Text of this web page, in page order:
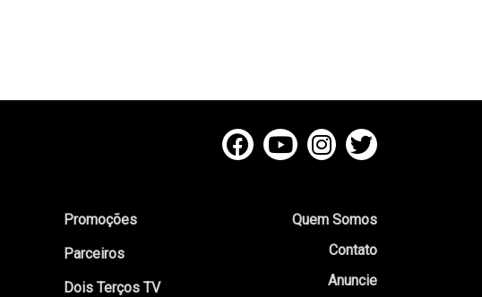
Promoções
Parceiros
Dois Terços TV
Quem Somos
Contato
Anuncie